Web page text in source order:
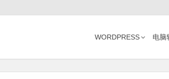
WORDPRESS 电脑